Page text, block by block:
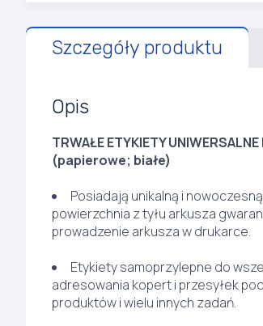
Szczegóły produktu
Opis
TRWAŁE ETYKIETY
(papierowe; białe)
Posiadają unikalną i
powierzchnia z tyłu arkusza
prowadzenie arkusza w drukarce.
Etykiety samoprzylepne do
adresowania kopert i przesyłek
produktów i wielu innych zadań.